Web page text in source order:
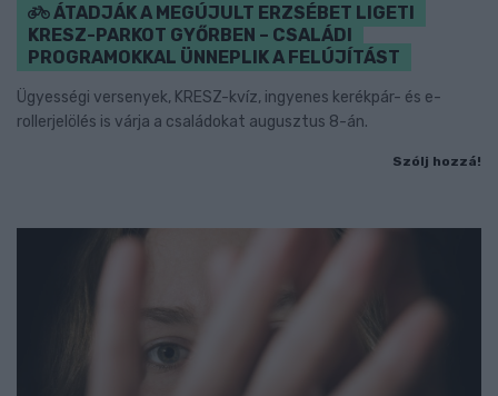
ÁTADJÁK A MEGÚJULT ERZSÉBET LIGETI
KRESZ-PARKOT GYŐRBEN – CSALÁDI
PROGRAMOKKAL ÜNNEPLIK A FELÚJÍTÁST
Ügyességi versenyek, KRESZ-kvíz, ingyenes kerékpár- és e-
rollerjelölés is várja a családokat augusztus 8-án.
Szólj hozzá!